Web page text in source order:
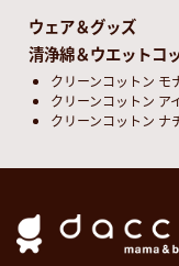
ウェア＆グッズ
清浄綿＆ウエットコ
クリーンコットン モ
クリーンコットン ア
クリーンコットン ナ